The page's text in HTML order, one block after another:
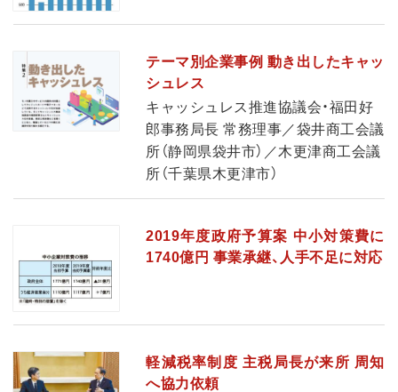
テーマ別企業事例 動き出したキャッ
シュレス
キャッシュレス推進協議会・福田好
郎事務局長 常務理事／袋井商工会議
所（静岡県袋井市）／木更津商工会議
所（千葉県木更津市）
2019年度政府予算案 中小対策費に
1740億円 事業承継、人手不足に対応
軽減税率制度 主税局長が来所 周知
へ協力依頼